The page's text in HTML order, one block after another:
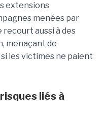
extensions
menées par
recourt aussi à des
menaçant de
les victimes ne paient
liés à